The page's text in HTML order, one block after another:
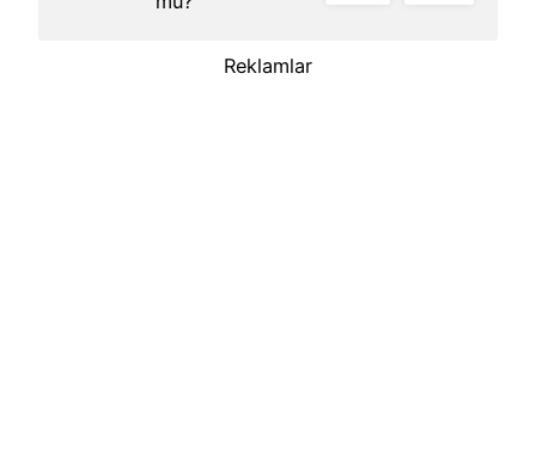
Reklamlar